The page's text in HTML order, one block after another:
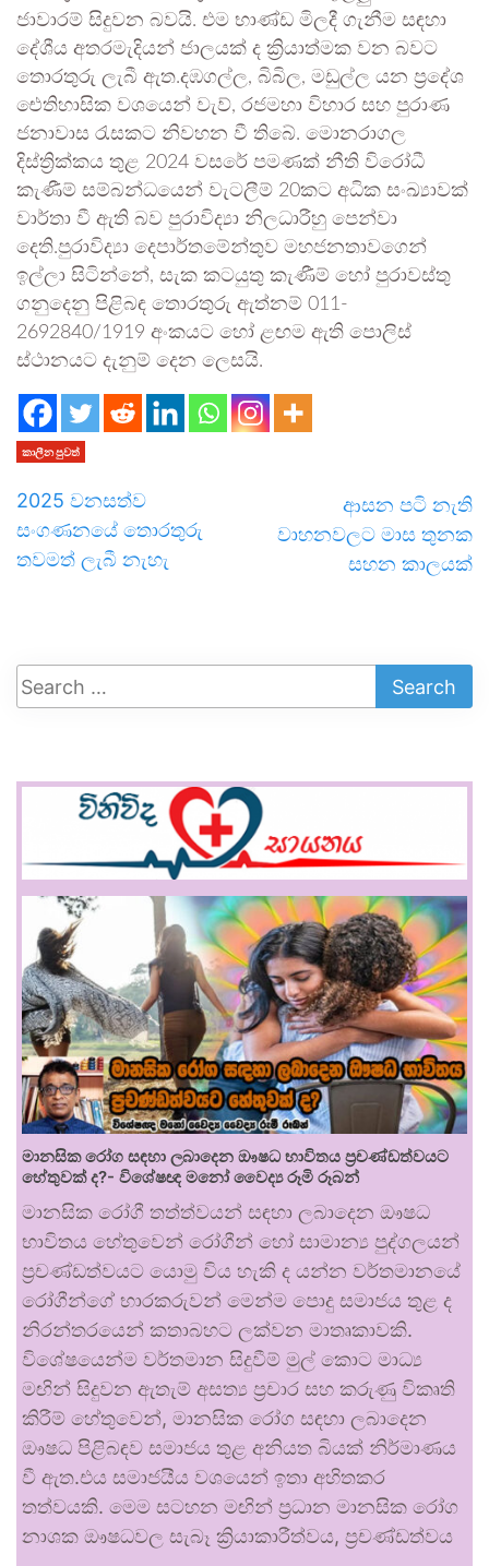
ජාවාරම් සිදුවන බවයි. එම භාණ්ඩ මිලදී ගැනීම සඳහා
දේශීය අතරමැදියන් ජාලයක් ද ක්‍රියාත්මක වන බවට
තොරතුරු ලැබී ඇත.දඹගල්ල, බිබිල, මඩුල්ල යන ප්‍රදේශ
ඓතිහාසික වශයෙන් වැව්, රජමහා විහාර සහ පුරාණ
ජනාවාස රැසකට නිවහන වී තිබේ. මොනරාගල
දිස්ත්‍රික්කය තුළ 2024 වසරේ පමණක් නීති විරෝධී
කැණීම් සම්බන්ධයෙන් වැටලීම් 20කට අධික සංඛ්‍යාවක්
වාර්තා වී ඇති බව පුරාවිද්‍යා නිලධාරීහු පෙන්වා
දෙති.පුරාවිද්‍යා දෙපාර්තමේන්තුව මහජනතාවගෙන්
ඉල්ලා සිටින්නේ, සැක කටයුතු කැණීම් හෝ පුරාවස්තු
ගනුදෙනු පිළිබඳ තොරතුරු ඇත්නම් 011-
2692840/1919 අංකයට හෝ ළඟම ඇති පොලිස්
ස්ථානයට දැනුම් දෙන ලෙසයි.
කාලීන පුවත්
2025 වනසත්ව
සංගණනයේ තොරතුරු
තවමත් ලැබී නැහැ
ආසන පටි නැති
වාහනවලට මාස තුනක
සහන කාලයක්
මානසික රෝග සඳහා ලබාදෙන ඖෂධ භාවිතය ප්‍රචණ්ඩත්වයට
හේතුවක් ද?- විශේෂඥ මනෝ වෛද්‍ය රූමි රූබන්
මානසික රෝගී තත්ත්වයන් සඳහා ලබාදෙන ඖෂධ
භාවිතය හේතුවෙන් රෝගීන් හෝ සාමාන්‍ය පුද්ගලයන්
ප්‍රචණ්ඩත්වයට යොමු විය හැකි ද යන්න වර්තමානයේ
රෝගීන්ගේ භාරකරුවන් මෙන්ම පොදු සමාජය තුළ ද
නිරන්තරයෙන් කතාබහට ලක්වන මාතෘකාවකි.
විශේෂයෙන්ම වර්තමාන සිදුවීම් මුල් කොට මාධ්‍ය
මඟින් සිදුවන ඇතැම් අසත්‍ය ප්‍රචාර සහ කරුණු විකෘති
කිරීම් හේතුවෙන්, මානසික රෝග සඳහා ලබාදෙන
ඖෂධ පිළිබඳව සමාජය තුළ අනියත බියක් නිර්මාණය
වී ඇත.එය සමාජයීය වශයෙන් ඉතා අහිතකර
තත්වයකි. මෙම සටහන මඟින් ප්‍රධාන මානසික රෝග
නාශක ඖෂධවල සැබෑ ක්‍රියාකාරීත්වය, ප්‍රචණ්ඩත්වය